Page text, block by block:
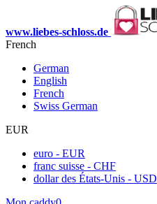
www.liebes-schloss.de
French
German
English
French
Swiss German
EUR
euro - EUR
franc suisse - CHF
dollar des États-Unis - USD